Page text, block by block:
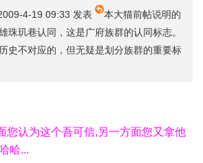
4-19 09:33 发表
本大猫前帖说明的
珠玑巷认同，这是广府族群的认同标志。
史不对应的，但无疑是划分族群的重要标
您认为这个吾可信,另一方面您又拿他
哈...